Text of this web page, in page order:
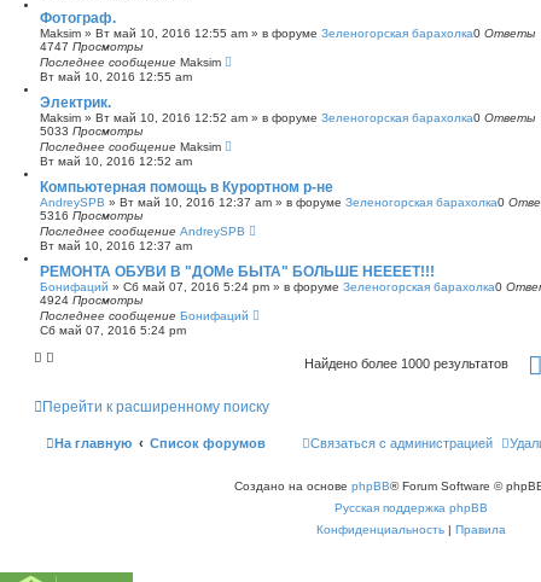
Фотограф.
Maksim » Вт май 10, 2016 12:55 am » в форуме Зеленогорская барахолка0 Ответы
4747 Просмотры
Последнее сообщение Maksim
Вт май 10, 2016 12:55 am
Электрик.
Maksim » Вт май 10, 2016 12:52 am » в форуме Зеленогорская барахолка0 Ответы
5033 Просмотры
Последнее сообщение Maksim
Вт май 10, 2016 12:52 am
Компьютерная помощь в Курортном р-не
AndreySPB » Вт май 10, 2016 12:37 am » в форуме Зеленогорская барахолка0
5316 Просмотры
Последнее сообщение AndreySPB
Вт май 10, 2016 12:37 am
РЕМОНТА ОБУВИ В "ДОМе БЫТА" БОЛЬШЕ НЕЕЕЕТ!!!
Бонифаций » Сб май 07, 2016 5:24 pm » в форуме Зеленогорская барахолка0
4924 Просмотры
Последнее сообщение Бонифаций
Сб май 07, 2016 5:24 pm
Найдено более 1000 результатов
Перейти к расширенному поиску
На главную Список форумов Связаться с администрацией
Создано на основе phpBB® Forum Software ©
Русская поддержка phpBB
Конфиденциальность | Правила